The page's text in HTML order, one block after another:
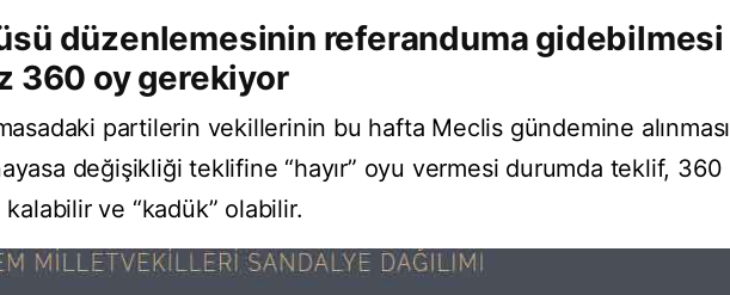
düzenlemesinin referanduma gidebilmesi
360 oy gerekiyor
partilerin vekillerinin bu hafta Meclis gündemine alınması
değişikliği teklifine “hayır” oyu vermesi durumda teklif, 360
kalabilir ve “kadük” olabilir.